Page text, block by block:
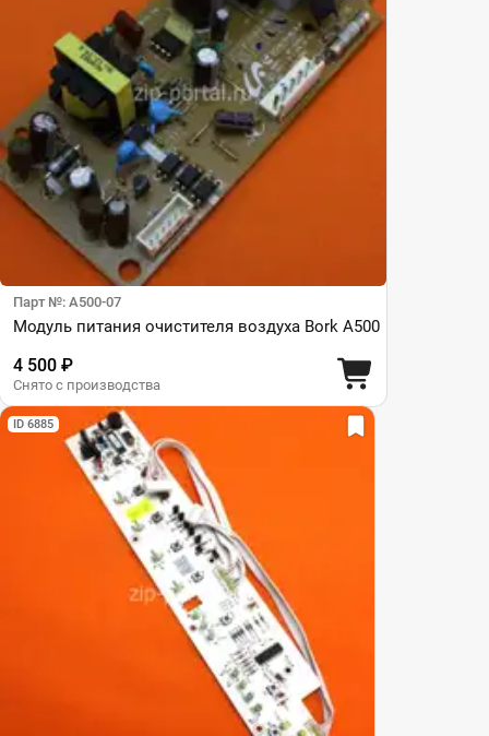
Парт №: A500-07
Модуль питания очистителя воздуха Bork A500
4 500 ₽
Снято с производства
ID 6885